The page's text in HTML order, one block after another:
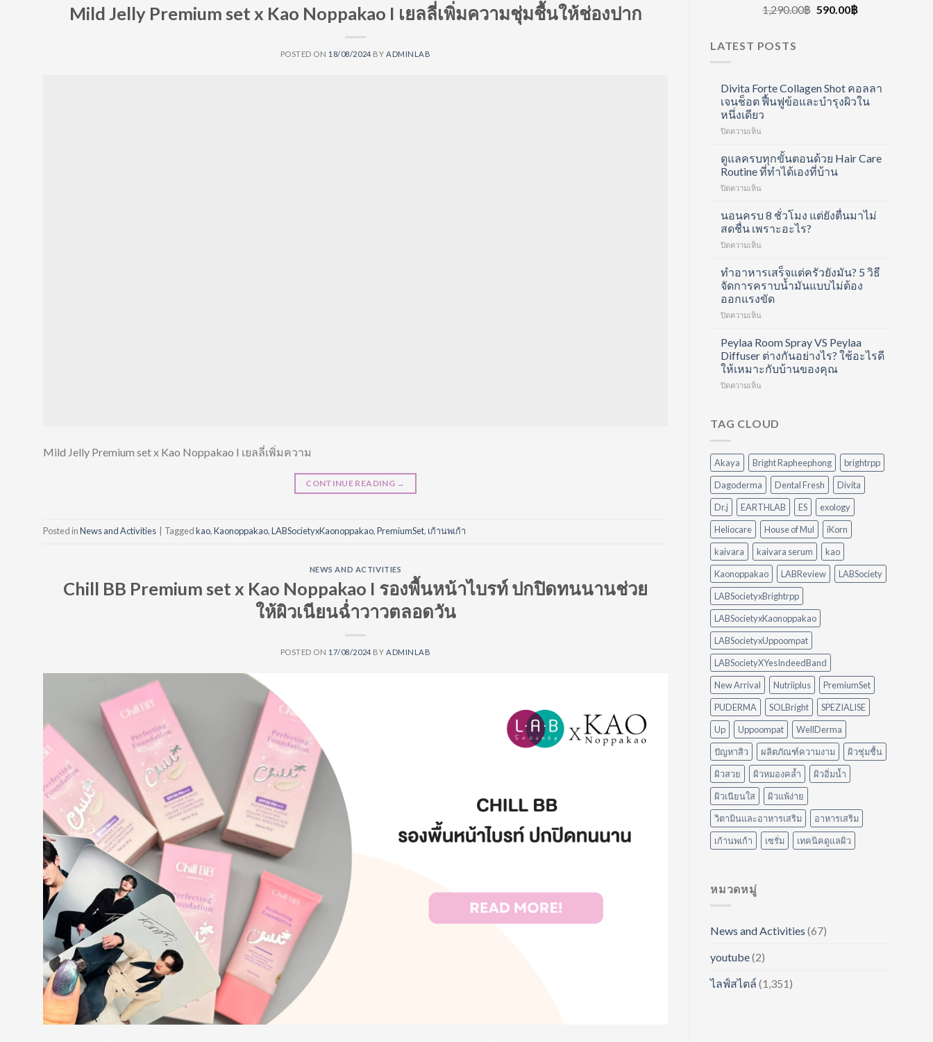
Mild Jelly Premium set x Kao Noppakao I เยลลี่เพิ่มความชุ่มชื้นให้ช่องปาก
POSTED ON 18/08/2024 BY ADMINLAB
Mild Jelly Premium set x Kao Noppakao I เยลลี่เพิ่มความ
CONTINUE READING →
Posted inNews and Activities Taggedkao,Kaonoppakao,LABSocietyxKaonoppakao,PremiumSet, เก้านพเก้า
NEWS AND ACTIVITIES
Chill BB Premium set x Kao Noppakao I รองพื้นหน้าไบรท์ ปกปิดทนนานช่วย
ให้ผิวเนียนฉ่ำวาวตลอดวัน
POSTED ON 17/08/2024 BY ADMINLAB
1,290.00฿ 590.00฿
LATEST POSTS
Divita Forte Collagen Shot คอลลา
เจนช็อต ฟื้นฟูข้อและบำรุงผิวใน
หนึ่งเดียว
ปิดความเห็น
Collagen
Shot
คอ
ลา
เจน
ฟื้นฟู
และ
บำรุง
ผิว
หนึ่ง
ดูแลครบทุกขั้นตอนด้วย Hair Care
Routine ที่ทำได้เองที่บ้าน
ปิดความเห็น
ครบ
ขั้น
ตอน
Hair
Care
Routine
ที่
ทำได้
ที่
บ้าน
นอนครบ 8 ชั่วโมง แต่ยังตื่นมาไม่
สดชื่น เพราะอะไร?
ปิดความเห็น
ชั่วโมง
แต่
ยัง
ไม่
สดชื่น
เพราะ
อะไร?
ทำอาหารเสร็จแต่ครัวยังมัน? 5 วิธี
จัดการคราบน้ำมันแบบไม่ต้อง
ออกแรงขัด
ปิดความเห็น
เสร็จ
แต่
ครัว
ยัง
วิธี
น้ำมัน
แบบ
ไม่
ต้อง
ออกแรง
ขัด
Peylaa Room Spray VS Peylaa
Diffuser ต่างกันอย่างไร? ใช้อะไรดี
ให้เหมาะกับบ้านของคุณ
ปิดความเห็น
Spray
Diffuser
ต่าง
กัน
อย่างไร?
ใช้
อะไร
ดี
ให้
เหมาะ
กับ
บ้าน
ของ
คุณ
TAG CLOUD
Akaya Bright Rapheephong
brightrpp
Dagoderma
Dental Fresh
Divita
Dr.j
EARTHLAB ES
exology
Heliocare
House of Mul
iKorn
kaivara
kaivara serum
kao
Kaonoppakao
LABReview
LABSociety
LABSocietyxBrightrpp
LABSocietyxKaonoppakao
LABSocietyxUppoompat
LABSocietyXYesIndeedBand
New Arrival
Nutriiplus
PremiumSet
PUDERMA
SOLBright
SPEZIALISE
Up
Uppoompat
WellDerma
ปัญหาสิว
ผลิตภัณฑ์ความงาม
ผิวชุ่มชื้น
ผิวสวย
ผิวหมองคล้ำ
ผิวอิ่มน้ำ
ผิวเนียนใส
ผิวแพ้ง่าย
วิตามินและอาหารเสริม
อาหารเสริม
เก้านพเก้า
เซรั่ม เทคนิคดูแลผิว
หมวดหมู่
News and Activities (67)
youtube(2)
ไลฟ์สไตล์ (1,351)